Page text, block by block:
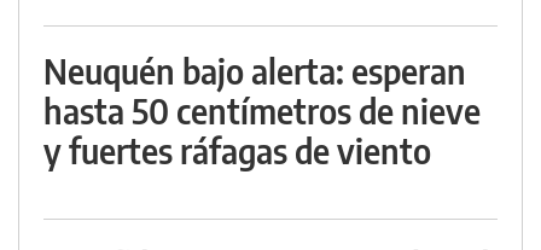
Neuquén bajo alerta: esperan
hasta 50 centímetros de nieve
y fuertes ráfagas de viento